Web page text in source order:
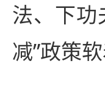
法、下功
减”政策软